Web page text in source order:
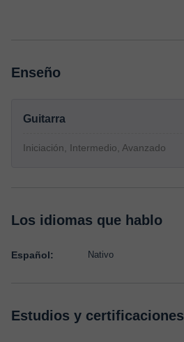
Enseño
Guitarra
Iniciación, Intermedio, Avanzado
Los idiomas que hablo
Español: Nativo
Estudios y certificaciones